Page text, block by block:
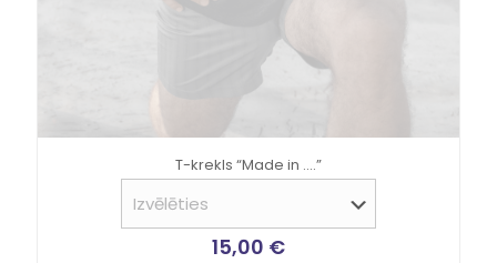
T-krekls “Made in ….”
15,00 €